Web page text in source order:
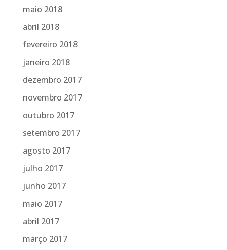
maio 2018
abril 2018
fevereiro 2018
janeiro 2018
dezembro 2017
novembro 2017
outubro 2017
setembro 2017
agosto 2017
julho 2017
junho 2017
maio 2017
abril 2017
março 2017